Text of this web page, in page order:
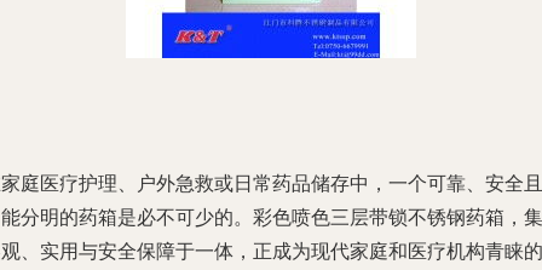
庭医疗护理、户外急救或日常药品储存中，一个可靠、安全且
分明的药箱是必不可少的。彩色喷色三层带锁不锈钢药箱，集
、实用与安全保障于一体，正成为现代家庭和医疗机构青睐的